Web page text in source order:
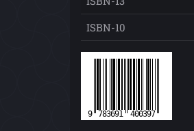
ISBN-10